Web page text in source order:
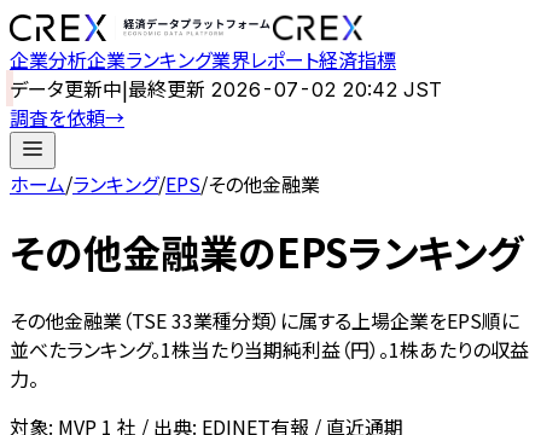
企業分析企業ランキング業界レポート経済指標
データ更新中|最終更新 2026-07-02 20:42 JST
調査を依頼→
ホーム/ランキング/EPS/その他金融業
その他金融業のEPSランキング
その他金融業 （TSE 33業種分類）に属する上場企業をEPS順に
並べたランキング。1株当たり当期純利益（円）。1株あたりの収益
力。
対象: MVP 1 社 / 出典: EDINET有報 / 直近通期